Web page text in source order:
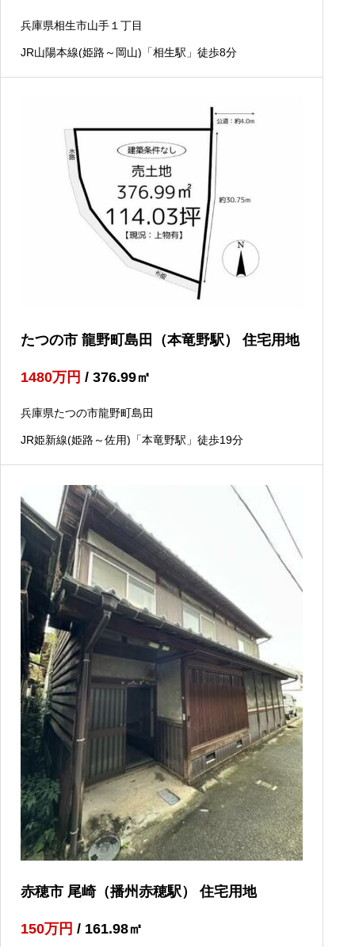
兵庫県相生市山手１丁目
JR山陽本線(姫路～岡山)「相生駅」徒歩8分
たつの市 龍野町島田（本竜野駅） 住宅用地
1480万円 / 376.99㎡
兵庫県たつの市龍野町島田
JR姫新線(姫路～佐用)「本竜野駅」徒歩19分
赤穂市 尾崎（播州赤穂駅） 住宅用地
150万円 / 161.98㎡